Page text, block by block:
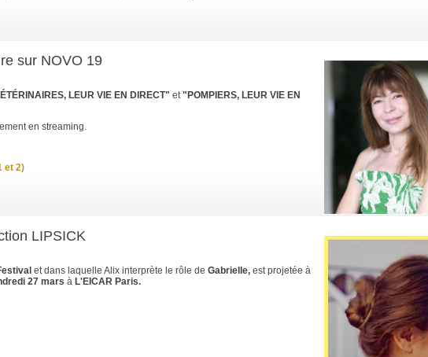
sur NOVO 19
LEUR VIE EN DIRECT" et"POMPIERS, LEUR VIE EN
en streaming.
et 2)
LIPSICK
et dans laquelle Alix interprète le rôle de Gabrielle, est projetée à
27 mars à L'EICAR Paris.